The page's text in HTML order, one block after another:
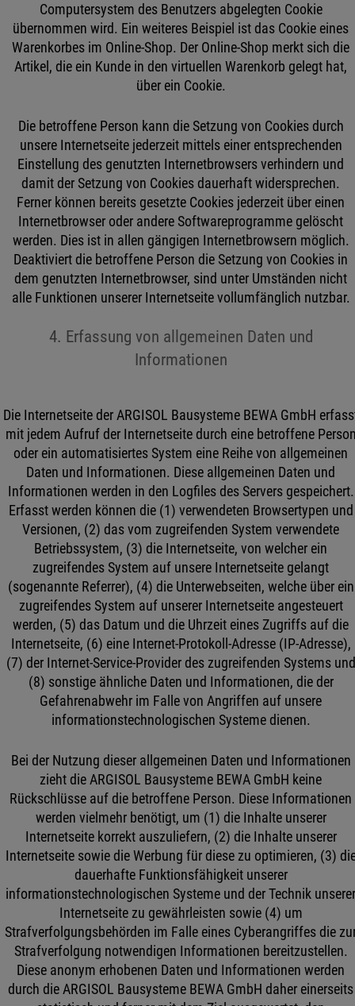
Computersystem des Benutzers abgelegten Cookie
übernommen wird. Ein weiteres Beispiel ist das Cookie eines
Warenkorbes im Online-Shop. Der Online-Shop merkt sich die
Artikel, die ein Kunde in den virtuellen Warenkorb gelegt hat,
über ein Cookie.
Die betroffene Person kann die Setzung von Cookies durch
unsere Internetseite jederzeit mittels einer entsprechenden
Einstellung des genutzten Internetbrowsers verhindern und
damit der Setzung von Cookies dauerhaft widersprechen.
Ferner können bereits gesetzte Cookies jederzeit über einen
Internetbrowser oder andere Softwareprogramme gelöscht
werden. Dies ist in allen gängigen Internetbrowsern möglich.
Deaktiviert die betroffene Person die Setzung von Cookies in
dem genutzten Internetbrowser, sind unter Umständen nicht
alle Funktionen unserer Internetseite vollumfänglich nutzbar.
4. Erfassung von allgemeinen Daten und
Informationen
Die Internetseite der ARGISOL Bausysteme BEWA GmbH
mit jedem Aufruf der Internetseite durch eine betroffene
oder ein automatisiertes System eine Reihe von allgemeinen
Daten und Informationen. Diese allgemeinen Daten und
Informationen werden in den Logfiles des Servers gespeichert.
Erfasst werden können die (1) verwendeten Browsertypen und
Versionen, (2) das vom zugreifenden System verwendete
Betriebssystem, (3) die Internetseite, von welcher ein
zugreifendes System auf unsere Internetseite gelangt
(sogenannte Referrer), (4) die Unterwebseiten, welche über ein
zugreifendes System auf unserer Internetseite angesteuert
werden, (5) das Datum und die Uhrzeit eines Zugriffs auf die
Internetseite, (6) eine Internet-Protokoll-Adresse (IP-Adresse),
(7) der Internet-Service-Provider des zugreifenden Systems und
(8) sonstige ähnliche Daten und Informationen, die der
Gefahrenabwehr im Falle von Angriffen auf unsere
informationstechnologischen Systeme dienen.
Bei der Nutzung dieser allgemeinen Daten und Informationen
zieht die ARGISOL Bausysteme BEWA GmbH keine
Rückschlüsse auf die betroffene Person. Diese Informationen
werden vielmehr benötigt, um (1) die Inhalte unserer
Internetseite korrekt auszuliefern, (2) die Inhalte unserer
Internetseite sowie die Werbung für diese zu optimieren, (3)
dauerhafte Funktionsfähigkeit unserer
informationstechnologischen Systeme und der Technik
Internetseite zu gewährleisten sowie (4) um
Strafverfolgungsbehörden im Falle eines Cyberangriffes die
Strafverfolgung notwendigen Informationen bereitzustellen.
Diese anonym erhobenen Daten und Informationen werden
durch die ARGISOL Bausysteme BEWA GmbH daher einerseits